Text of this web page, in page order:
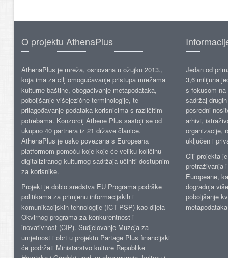
O projektu AthenaPlus
AthenaPlus je mreža, osnovana u ožujku 2013.,
koja ima za cilj omogućavanje pristupa mrežama
kulturne baštine, obogaćivanje metapodataka,
poboljšanje višejezične terminologije, te
prilagođavanje podataka korisnicima s različitim
potrebama. Konzorcij Athene Plus sastoji se od
ukupno 40 partnera iz 21 države članice.
AthenaPlus je usko povezana s Europeana
platformom pomoću koje koje će veliku količinu
digitaliziranog kulturnog sadržaja učiniti dostupnim
za korisnike.
Projekt je dobio sredstva EU Programa podrške
politikama za primjenu informacijskih i
komunikacijskih tehnologije (ICT PSP) kao dijela
Okvirnog programa za konkurentnost i
inovativnost (CIP). Sudjelovanje Muzeja za
umjetnost i obrt u projektu Partage Plus financijski
će podržati Ministarstvo kulture Republike
Jedan od
3,6 milijuna
s fokusom
sadržaj
posredni
arhivi,
organizacije,
uključen i
Cilj projekta
pretraživanja
Europeane,
dogradnja
poboljšanje